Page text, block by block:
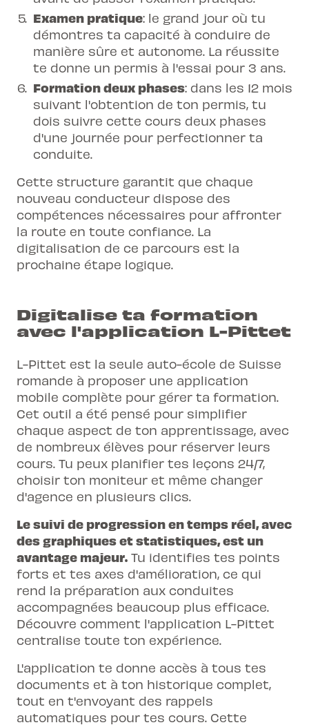
Examen pratique: le grand jour où tu
démontres ta capacité à conduire de
manière sûre et autonome. La réussite
te donne un permis à l'essai pour 3 ans.
Formationdeux phases: dans les 12 mois
suivant l'obtention de ton permis, tu
dois suivre cette cours deux phases
d'une journée pour perfectionner ta
conduite.
Cette structure garantit que chaque
nouveau conducteur dispose des
compétences nécessaires pour affronter
la route en toute confiance. La
digitalisation de ce parcours est la
prochaine étape logique.
Digitalise ta formation
avec l'application L-Pittet
L-Pittet est la seule auto-école de Suisse
romande à proposer une application
mobile complète pour gérer ta formation.
Cet outil a été pensé pour simplifier
chaque aspect de ton apprentissage, avec
de nombreux élèves pour réserver leurs
cours. Tu peux planifier tes leçons 24/7,
choisir ton moniteur et même changer
d'agence en plusieurs clics.
Le suivi de progression en temps réel, avec
des graphiques et statistiques, est un
avantage majeur. Tu identifies tes points
forts et tes axes d'amélioration, ce qui
rend la préparation aux conduites
accompagnées beaucoup plus efficace.
Découvre comment l'application L-Pittet
centralise toute ton expérience.
L'application te donne accès à tous tes
documents et à ton historique complet,
tout en t'envoyant des rappels
automatiques pour tes cours. Cette